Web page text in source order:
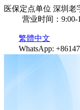
医保定点单位 深圳老
营业时间：9:00-
繁體中文
WhatsApp: